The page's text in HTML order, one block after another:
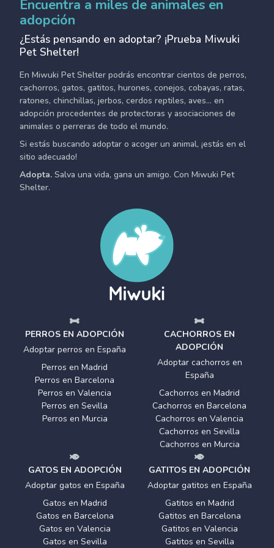
Encuentra a miles de animales en
adopción
¿Estás pensando en adoptar? ¡Prueba Miwuki
Pet Shelter!
En Miwuki Pet Shelter podrás encontrar cientos de perros,
cachorros, gatos, gatitos, hurones, conejos, cobayas, ratas,
ratones, chinchillas, jerbos, cerdos reptiles, aves... en
adopción procedentes de protectoras y asociaciones de
animales o perreras de todo el mundo.
Si estás buscando adoptar o acoger un animal, ¡estás en el
sitio adecuado!
Adopta. Salva una vida, gana un amigo. Con Miwuki Pet
Shelter.
PERROS EN ADOPCIÓN
Adoptar perros en España
Perros en Madrid
Perros en Barcelona
Perros en Valencia
Perros en Sevilla
Perros en Murcia
CACHORROS EN
ADOPCIÓN
Adoptar cachorros en
España
Cachorros en Madrid
Cachorros en Barcelona
Cachorros en Valencia
Cachorros en Sevilla
Cachorros en Murcia
GATOS EN ADOPCIÓN
Adoptar gatos en España
Gatos en Madrid
Gatos en Barcelona
Gatos en Valencia
Gatos en Sevilla
GATITOS EN ADOPCIÓN
Adoptar gatitos en España
Gatitos en Madrid
Gatitos en Barcelona
Gatitos en Valencia
Gatitos en Sevilla